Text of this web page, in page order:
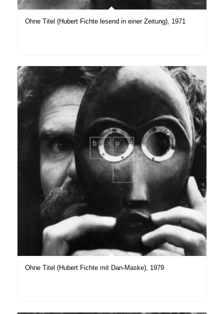
Ohne Titel (Hubert Fichte lesend in einer Zeitung), 1971
Ohne Titel (Hubert Fichte mit Dan-Maske), 1979